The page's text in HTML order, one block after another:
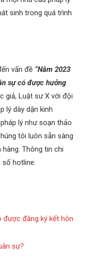
sinh trong quá trình
vấn đề “Năm 2023
sự có được hưởng
giả, Luật sư X với đội
lý dày dặn kinh
lý như soạn thảo
tôi luôn sẵn sàng
Thông tin chi
số hotline:
được đăng ký kết hôn
sự?